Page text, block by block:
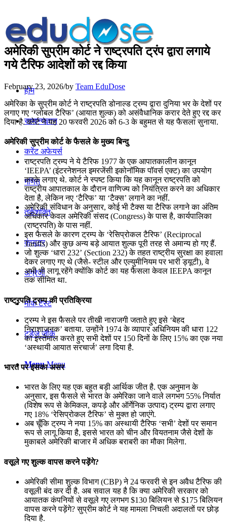
होम
सामान्यज्ञान
करेंट अफेयर्स
गणित
तर्कशक्ति
कंप्यूटर
अंग्रेजी
मॉक टेस्ट
टुडेज जीके
Menu Menu
अमेरिकी सुप्रीम कोर्ट ने राष्‍ट्रपति ट्रंप द्वारा लगाये
गये टैरिफ आदेशों को रद्द किया
February 23, 2026/by Team EduDose
अमेरिका के सुप्रीम कोर्ट ने राष्ट्रपति डोनाल्ड ट्रम्प द्वारा दुनिया भर के देशों पर
लगाए गए ‘ग्लोबल टैरिफ’ (आयात शुल्क) को असंवैधानिक करार देते हुए रद्द कर
दिया है. कोर्ट ने यह 20 फरवरी 2026 को 6-3 के बहुमत से यह फैसला सुनाया.
अमेरिकी सुप्रीम कोर्ट के फैसले के मुख्य बिन्दु
राष्ट्रपति ट्रम्प ने ये टैरिफ 1977 के एक आपातकालीन कानून
‘IEEPA’ (इंटरनेशनल इमरजेंसी इकोनॉमिक पॉवर्स एक्ट) का उपयोग
करके लगाए थे. कोर्ट ने स्पष्ट किया कि यह कानून राष्ट्रपति को
राष्ट्रीय आपातकाल के दौरान वाणिज्य को नियंत्रित करने का अधिकार
देता है, लेकिन नए ‘टैरिफ’ या ‘टैक्स’ लगाने का नहीं.
अमेरिकी संविधान के अनुसार, कोई भी टैक्स या टैरिफ लगाने का अंतिम
अधिकार केवल अमेरिकी संसद (Congress) के पास है, कार्यपालिका
(राष्ट्रपति) के पास नहीं.
इस फैसले के कारण ट्रम्प के ‘रेसिप्रोकल टैरिफ’ (Reciprocal
Tariffs) और कुछ अन्य बड़े आयात शुल्क पूरी तरह से अमान्य हो गए हैं.
जो शुल्क ‘धारा 232’ (Section 232) के तहत राष्ट्रीय सुरक्षा का हवाला
देकर लगाए गए थे (जैसे- स्टील और एल्युमीनियम पर भारी ड्यूटी), वे
अभी भी लागू रहेंगे क्योंकि कोर्ट का यह फैसला केवल IEEPA कानून
तक सीमित था.
राष्ट्रपति ट्रम्प की प्रतिक्रिया
ट्रम्प ने इस फैसले पर तीखी नाराजगी जताते हुए इसे ‘बेहद
निराशाजनक’ बताया. उन्होंने 1974 के व्यापार अधिनियम की धारा 122
का इस्तेमाल करते हुए सभी देशों पर 150 दिनों के लिए 15% का एक नया
‘अस्थायी आयात सरचार्ज’ लगा दिया है.
भारत पर इसका असर
भारत के लिए यह एक बहुत बड़ी आर्थिक जीत है. एक अनुमान के
अनुसार, इस फैसले से भारत के अमेरिका जाने वाले लगभग 55% निर्यात
(विशेष रूप से केमिकल, कपड़े और ऑर्गेनिक उत्पाद) ट्रम्प द्वारा लगाए
गए 18% ‘रेसिप्रोकल टैरिफ’ से मुक्त हो जाएंगे.
अब चूँकि ट्रम्प ने नया 15% का अस्थायी टैरिफ ‘सभी’ देशों पर समान
रूप से लागू किया है, इससे भारत को चीन और वियतनाम जैसे देशों के
मुकाबले अमेरिकी बाजार में अधिक बराबरी का मौका मिलेगा.
वसूले गए शुल्क वापस करने पड़ेंगे?
अमेरिकी सीमा शुल्क विभाग (CBP) ने 24 फरवरी से इन अवैध टैरिफ की
वसूली बंद कर दी है. अब सवाल यह है कि क्या अमेरिकी सरकार को
आयातक कंपनियों से वसूले गए लगभग $130 बिलियन से $175 बिलियन
वापस करने पड़ेंगे? सुप्रीम कोर्ट ने यह मामला निचली अदालतों पर छोड़
दिया है.